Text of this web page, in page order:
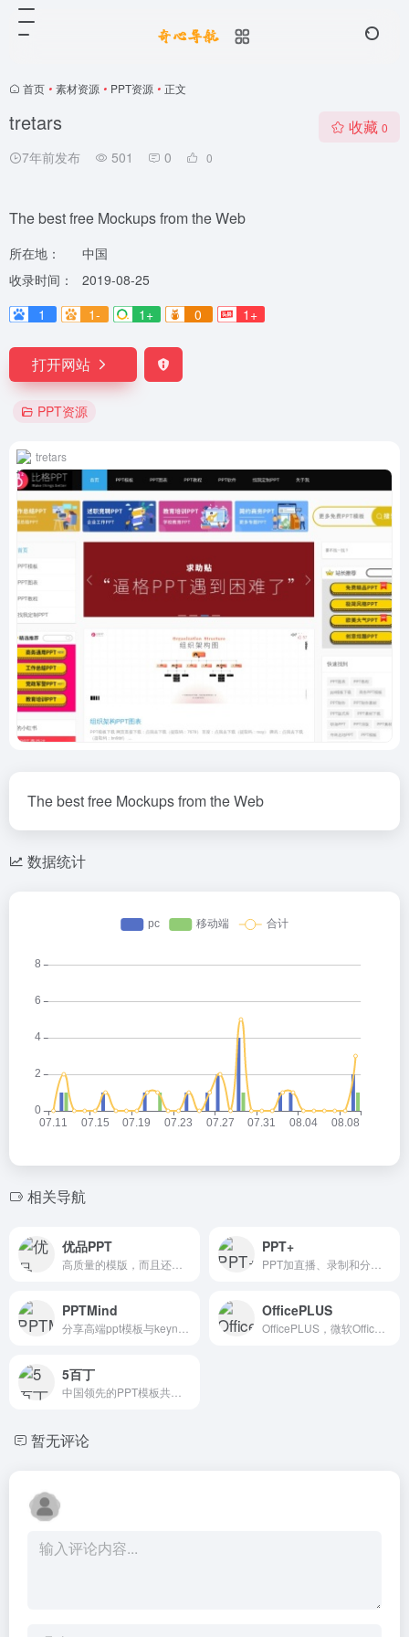
首页 • 素材资源 • PPT资源 • 正文
tretars
7年前发布 501 0 0
收藏 0
The best free Mockups from the Web
所在地：
中国
收录时间：
2019-08-25
1
1- 1+ 0 1+
打开网站
PPT资源
tretars
The best free Mockups from the Web
数据统计
相关导航
优品PPT PPT+
PPTMind OfficePLUS
5百丁
暂无评论